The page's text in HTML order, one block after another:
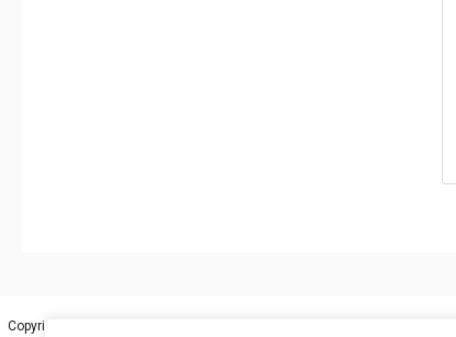
Copyright © 2026 Más Pepito. Powered by